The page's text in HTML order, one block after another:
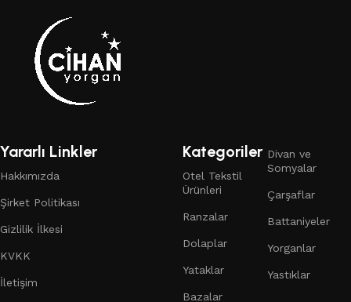
Yararlı Linkler
Hakkımızda
Şirket Politikası
Gizlilik İlkesi
KVKK
İletişim
Kategoriler
Otel Tekstil
Ürünleri
Ranzalar
Dolaplar
Yataklar
Bazalar
Divan ve
Somyalar
Çarşaflar
Battaniyeler
Yorganlar
Yastıklar